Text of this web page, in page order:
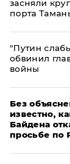
засняли
порта
​"Путин
обвинил
войны
Без
известно,
Байдена
просьбе по